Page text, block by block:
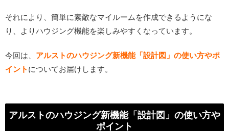
それにより、簡単に素敵なマイルームを作成できるようにな
り、よりハウジング機能を楽しみやすくなっています。
今回は、 アルストのハウジング新機能「設計図」の使い方やポ
イント についてお届けします。
アルストのハウジング新機能「設計図」の使い方や
ポイント